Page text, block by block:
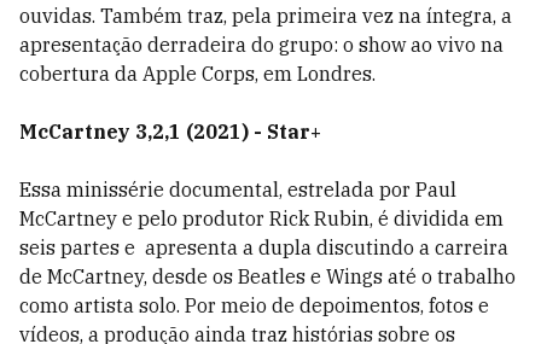
ouvidas. Também traz, pela primeira vez na íntegra, a
apresentação derradeira do grupo: o show ao vivo na
cobertura da Apple Corps, em Londres.
McCartney 3,2,1 (2021) - Star+
Essa minissérie documental, estrelada por Paul
McCartney e pelo produtor Rick Rubin, é dividida em
seis partes e apresenta a dupla discutindo a carreira
de McCartney, desde os Beatles e Wings até o trabalho
como artista solo. Por meio de depoimentos, fotos e
vídeos, a produção ainda traz histórias sobre os